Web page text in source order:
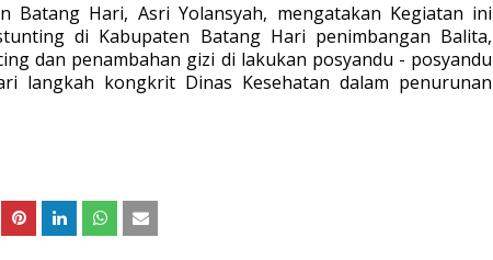
Batang Hari, Asri Yolansyah, mengatakan Kegiatan ini
di Kabupaten Batang Hari penimbangan Balita,
dan penambahan gizi di lakukan posyandu - posyandu
langkah kongkrit Dinas Kesehatan dalam penurunan